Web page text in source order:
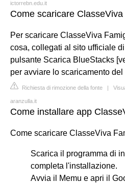
ictorrebn.edu.it
Come scaricare
Per scaricare ClasseViva
cosa, collegati al sito ufficiale
pulsante Scarica BlueStacks
per avviare lo scaricamento
Richiesta di rimozione della fonte |
aranzulla.it
Come installare app
Come scaricare ClasseViva
Scarica il programma di
completa l'installazione.
Avvia il Memu e apri il